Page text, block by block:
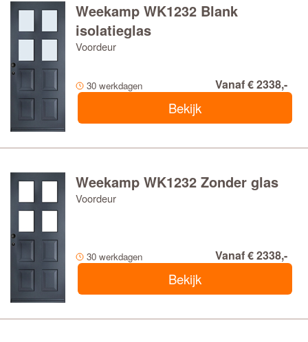
Weekamp WK1232 Blank
isolatieglas
Voordeur
30 werkdagen Vanaf € 2338,-
Bekijk
Weekamp WK1232 Zonder glas
Voordeur
30 werkdagen Vanaf € 2338,-
Bekijk